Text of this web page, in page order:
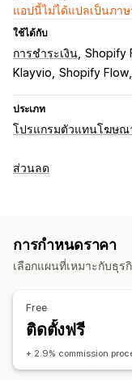
แอปนี้ไม่ได้แปลเป็นภาษ
ใช้ได้กับ
การชำระเงิน Shopify
Klayvio Shopify Flow
ประเภท
โปรแกรมตัวแทนโฆษณ
ตัวเลือกค่าคอมมิชชัน
การจัดการการแนะนำ
ลิงก์ตัวแทนโฆษณาสินค้
ประสบการณ์ตัวแทนโ
การสร้างหน้าเว็บ
ลิงก์และส่วนลดที่กำหน
ส่วนลด
ของขวัญ ส่วนลดที่กำหน
การกำหนดราคา
เลือกแผนที่เหมาะกับธุ
Free
ติดตั้งฟรี
+ 2.9% commission